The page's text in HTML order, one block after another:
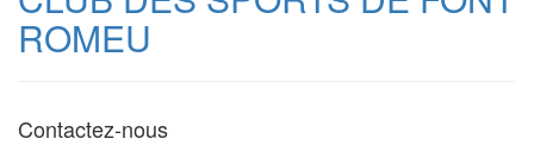
ROMEU
Contactez-nous